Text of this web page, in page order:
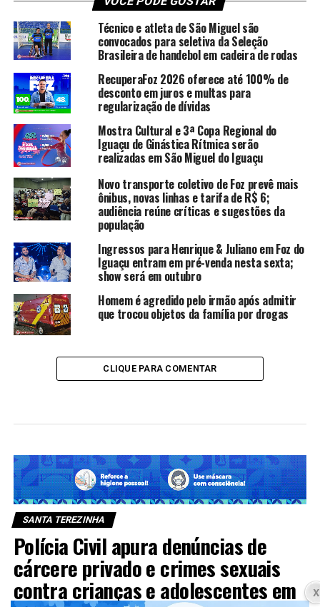
Técnico e atleta de São Miguel são
convocados para seletiva da Seleção
Brasileira de handebol em cadeira de rodas
RecuperaFoz 2026 oferece até 100% de
desconto em juros e multas para
regularização de dívidas
Mostra Cultural e 3ª Copa Regional do
Iguaçu de Ginástica Rítmica serão
realizadas em São Miguel do Iguaçu
Novo transporte coletivo de Foz prevê mais
ônibus, novas linhas e tarifa de R$ 6;
audiência reúne críticas e sugestões da
população
Ingressos para Henrique & Juliano em Foz do
Iguaçu entram em pré-venda nesta sexta;
show será em outubro
Homem é agredido pelo irmão após admitir
que trocou objetos da família por drogas
CLIQUE PARA COMENTAR
SANTA TEREZINHA
Polícia Civil apura denúncias de
cárcere privado e crimes sexuais
contra crianças e adolescentes em